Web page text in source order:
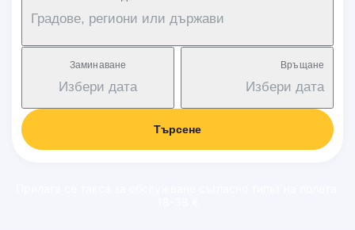
Градове, региони или държави
Заминаване
Избери дата
Връщане
Избери дата
Търсене